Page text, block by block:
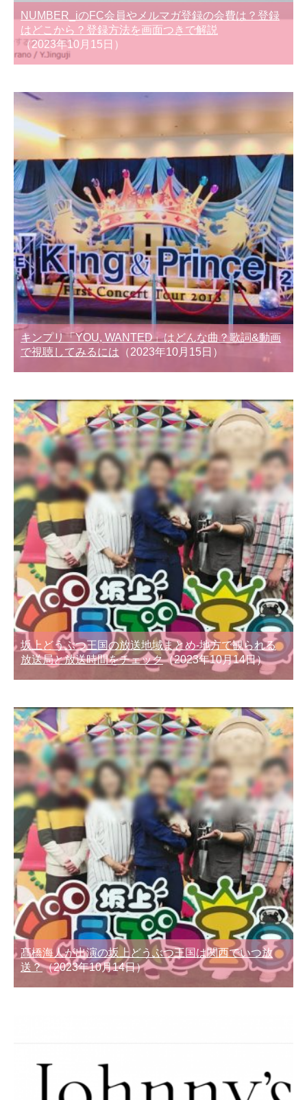
NUMBER_iのFC会員やメルマガ登録の会費は？登録
はどこから？登録方法を画面つきで解説
（2023年10月15日）
キンプリ「YOU, WANTED」はどんな曲？歌詞&動画
で視聴してみるには （2023年10月15日）
坂上どうぶつ王国の放送地域まとめ-地方で観られる
放送局と放送時間をチェック（2023年10月14日）
髙橋海人が出演の坂上どうぶつ王国は関西でいつ放
送？（2023年10月14日）